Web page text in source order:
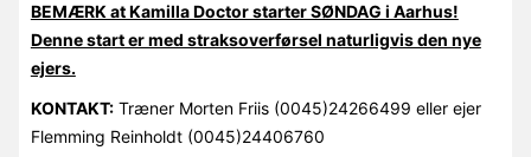
BEMÆRK at Kamilla Doctor starter SØNDAG i Aarhus!
Denne start er med straksoverførsel naturligvis den nye
ejers.
KONTAKT:Træner Morten Friis (0045)24266499 eller ejer
Flemming Reinholdt (0045)24406760